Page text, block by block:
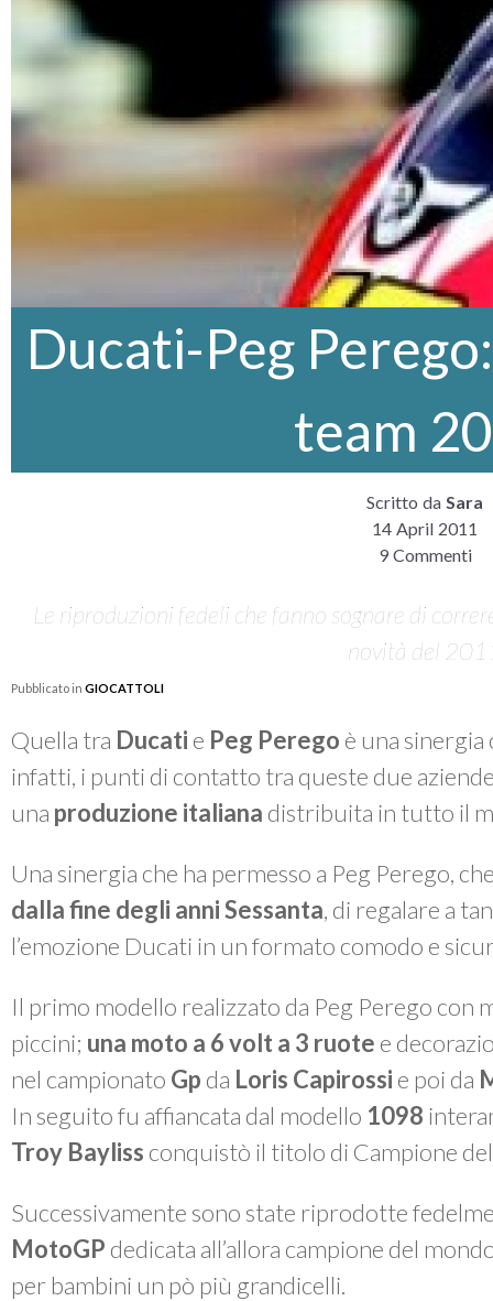
Ducati-Peg
team
Scritto da Sara
14 April 2011
9 Commenti
Le riproduzioni fedeli che fanno sognare di
novità del
Pubblicato in GIOCATTOLI
Quella tra Ducati e Peg Perego è una
infatti, i punti di contatto tra queste due
una produzione italiana distribuita in tutto il
Una sinergia che ha permesso a Peg Perego,
dalla fine degli anni Sessanta, di regalare a
l’emozione Ducati in un formato comodo e
Il primo modello realizzato da Peg Perego con
piccini; una moto a 6 volt a 3 ruote e
nel campionato Gp da Loris Capirossi e poi da
In seguito fu affiancata dal modello 1098
Troy Bayliss conquistò il titolo di Campione
Successivamente sono state riprodotte
MotoGP dedicata all’allora campione del
per bambini un pò più grandicelli.